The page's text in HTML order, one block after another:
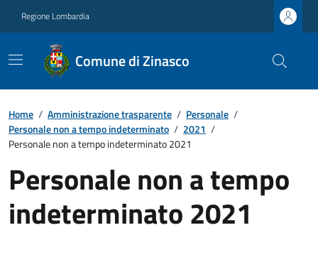
Regione Lombardia
Comune di Zinasco
Home / Amministrazione trasparente / Personale /
Personale non a tempo indeterminato / 2021 /
Personale non a tempo indeterminato 2021
Personale non a tempo
indeterminato 2021